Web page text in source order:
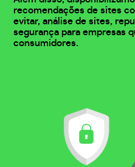
recomendações de sites
evitar, análise de sites,
segurança para empresas
consumidores.